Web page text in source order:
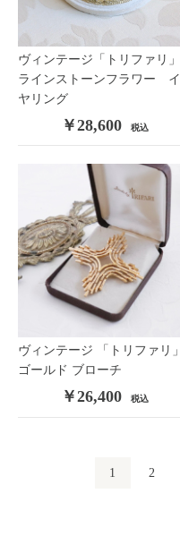
ヴィンテージ「トリファリ」
ラインストーンフラワー イ
ヤリング
￥28,600 税込
ヴィンテージ 「トリファリ」
ゴールド ブローチ
￥26,400 税込
1 2